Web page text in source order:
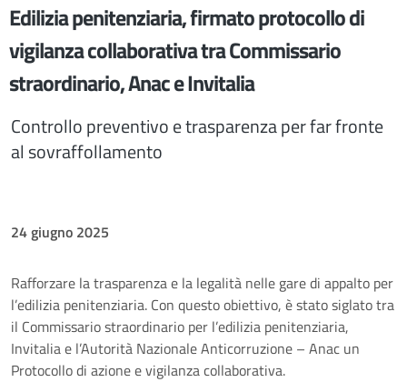
Edilizia penitenziaria, firmato protocollo di
vigilanza collaborativa tra Commissario
straordinario, Anac e Invitalia
Controllo preventivo e trasparenza per far fronte
al sovraffollamento
24 giugno 2025
Rafforzare la trasparenza e la legalità nelle gare di appalto per
l’edilizia penitenziaria. Con questo obiettivo, è stato siglato tra
il Commissario straordinario per l’edilizia penitenziaria,
Invitalia e l’Autorità Nazionale Anticorruzione – Anac un
Protocollo di azione e vigilanza collaborativa.